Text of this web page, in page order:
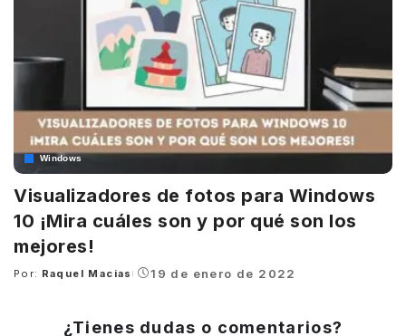
Windows
Visualizadores de fotos para Windows
10 ¡Mira cuáles son y por qué son los
mejores!
Posted
Por: Raquel Macias 19 de enero de 2022
¿Tienes dudas o comentarios?